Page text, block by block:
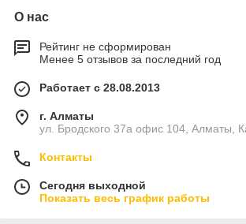
О нас
Рейтинг не сформирован
Менее 5 отзывов за последний год
Работает с 28.08.2013
г. Алматы
ул. Бродского 37а офис 104, Алматы,
Контакты
Сегодня выходной
Показать весь график работы